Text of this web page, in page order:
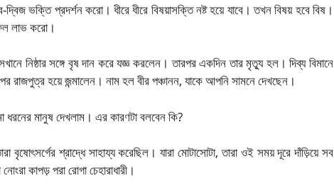
ভক্তি প্রদর্শন করো। ধীরে ধীরে বিষয়াসক্তি নষ্ট হয়ে যাবে। তখন বিষয় হবে বিষ।
ফল লাভ করো।
নিষ্ঠার সঙ্গে বৃষ দান করে যজ্ঞ করলেন। তারপর একদিন তার মৃত্যু হল। দিব্য বিমানে
হয়ে জন্মালেন। নাম হল বীর পঞ্চানন, যাকে আপনি সামনে দেখছেন।
মানুষ দেখলাম। এর কারণটা বলবেন কি?
বৃষোৎসর্গের শ্রাদ্ধে সাহায্য করেছিল। যারা মোটাসোটা, তারা ওই সময় দূরে দাঁড়িয়ে সব
কাপড় পরা রোগা চেহারাধারী।